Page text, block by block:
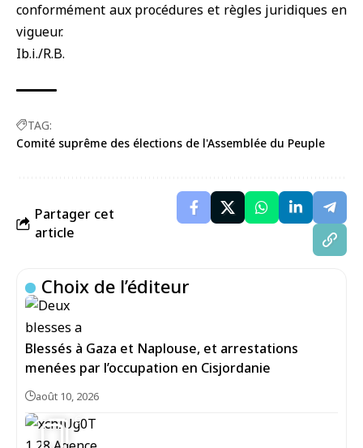
conformément aux procédures et règles juridiques en
vigueur.
Ib.i./R.B.
TAG:
Comité suprême des élections de l'Assemblée du Peuple
Partager cet
article
Choix de l’éditeur
Blessés à Gaza et Naplouse, et arrestations
menées par l’occupation en Cisjordanie
août 10, 2026
6